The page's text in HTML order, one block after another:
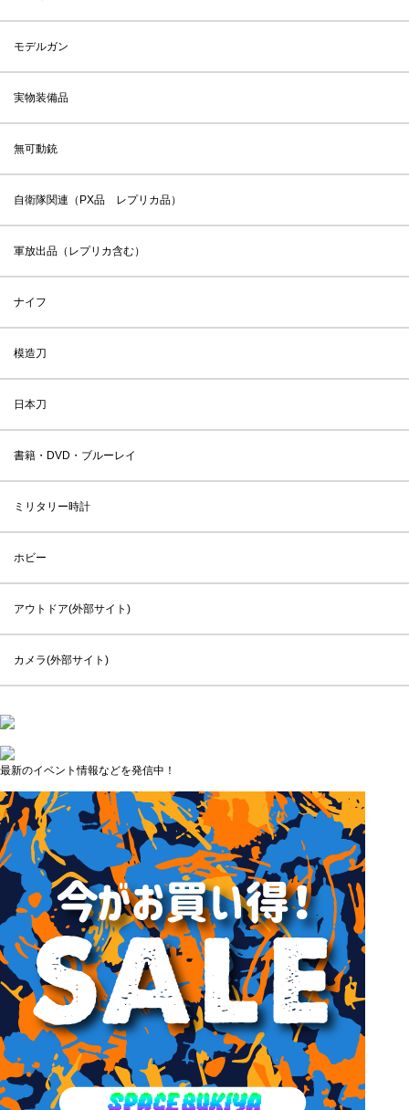
モデルガン
実物装備品
無可動銃
自衛隊関連（PX品 レプリカ品）
軍放出品（レプリカ含む）
ナイフ
模造刀
日本刀
書籍・DVD・ブルーレイ
ミリタリー時計
ホビー
アウトドア(外部サイト)
カメラ(外部サイト)
最新のイベント情報などを発信中！